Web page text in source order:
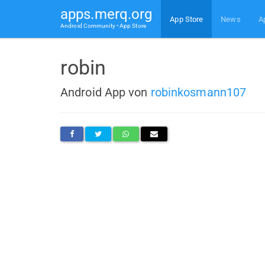
apps.merq.org
Android Community • App Store
App Store News
robin
Android App von robinkosmann107